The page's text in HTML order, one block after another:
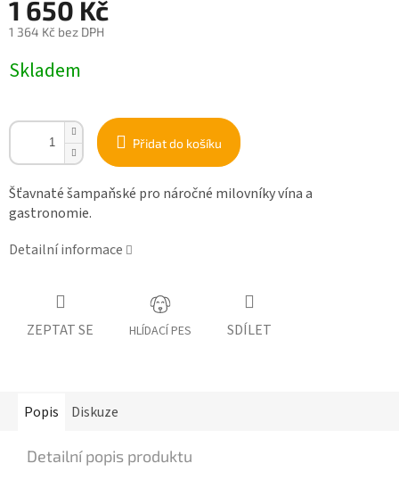
1 650 Kč
1 364 Kč bez DPH
cena:
Skladem
Přidat do košíku
Šťavnaté šampaňské pro náročné milovníky vína a
gastronomie.
Detailní informace
ZEPTAT SE HLÍDACÍ PES SDÍLET
Popis Diskuze
Detailní popis produktu